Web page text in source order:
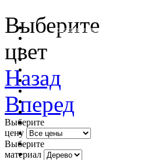
очистить фильтр цвета
Выберите
цвет
Назад
Вперед
Выберите
цену
Выберите
материал